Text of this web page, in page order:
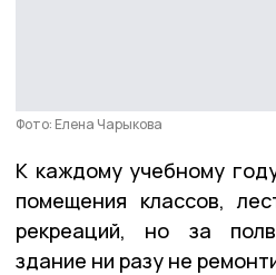
Фото: Елена Чарыкова
К каждому учебному
помещения классов,
рекреаций, но за
здание ни разу не